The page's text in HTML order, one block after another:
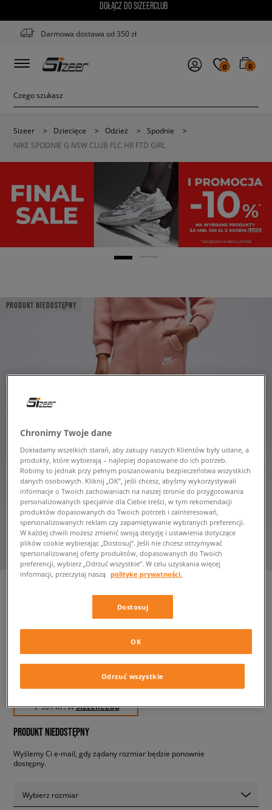
DOŁĄCZ DO SIZEERCLUB
Darmowa dostawa od 350 zł
0 0
Sizeer > Dziecięce > Odzież > Spodnie
>
NIKE SPODNIE G NSW CLUB FLC HR FTD GIRL
PRODUKT NIEDOSTĘPNY
NIKE SPODNIE G NSW CLUB
FLC HR FTD GIRL
✛ 90 PKT. WSIZEERCLUB
PRODUKT NIEDOSTĘPNY
Wyślemy Ci e-mail, gdy żądany rozmiar będzie ponownie
dostępny.
Wybierz rozmiar
Chronimy Twoje dane
Dokładamy wszelkich starań, aby zakupy naszych Klientów były udane, a
produkty, które wybierają – najlepiej dopasowane do ich potrzeb.
Robimy to jednak przy pełnym poszanowaniu bezpieczeństwa wszystkich
danych osobowych. Kliknij „OK”, jeśli chcesz, abyśmy wykorzystywali
informacje o Twoich zachowaniach na naszej stronie do przygotowania
personalizowanych specjalnie dla Ciebie treści, w tym rekomendacji
produktów dopasowanych do Twoich potrzeb i zainteresowań,
spersonalizowanych reklam czy zapamiętywanie wybranych preferencji.
W każdej chwili możesz zmienić swoją decyzję i ustawienia dotyczące
plików cookie wybierając „Dostosuj”. Jeśli nie chcesz otrzymywać
spersonalizowanej oferty produktów, dopasowanych do Twoich
preferencji, wybierz „Odrzuć wszystkie”. W celu uzyskania więcej
informacji, przeczytaj naszą politykę prywatności.
Dostosuj
Odrzuć wszystkie
OK